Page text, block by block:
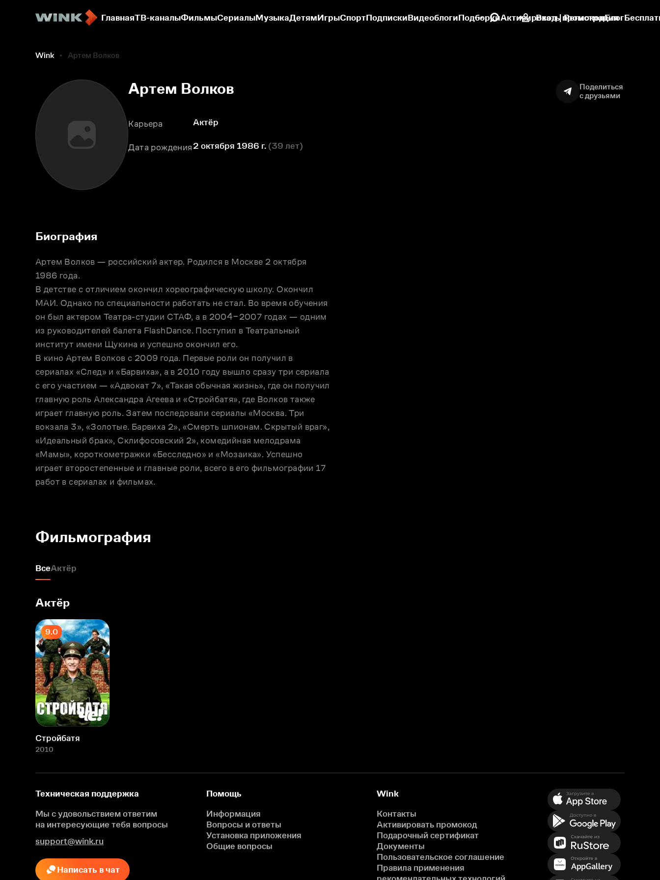
ГлавнаяТВ-каналыФильмыСериалыМузыкаДетямИгрыСпортПодпискиВидеоблогиПодборкиАктивировать промокодБлог
Вход | Регистрация
Wink Артем Волков
Артем Волков
Поделиться
с друзьями
Карьера Актёр
Дата рождения 2 октября 1986 г. (39 лет)
Биография
Артем Волков — российский актер. Родился в Москве 2 октября
1986 года.
В детстве с отличием окончил хореографическую школу. Окончил
МАИ. Однако по специальности работать не стал. Во время обучения
он был актером Театра-студии СТАФ, а в 2004‒2007 годах — одним
из руководителей балета FlashDance. Поступил в Театральный
институт имени Щукина и успешно окончил его.
В кино Артем Волков с 2009 года. Первые роли он получил в
сериалах «След» и «Барвиха», а в 2010 году вышло сразу три сериала
с его участием — «Адвокат 7», «Такая обычная жизнь», где он получил
главную роль Александра Агеева и «Стройбатя», где Волков также
играет главную роль. Затем последовали сериалы «Москва. Три
вокзала 3», «Золотые. Барвиха 2», «Смерть шпионам. Скрытый враг»,
«Идеальный брак», Склифосовский 2», комедийная мелодрама
«Мамы», короткометражки «Бесследно» и «Мозаика». Успешно
играет второстепенные и главные роли, всего в его фильмографии 17
Фильмография
ВсеАктёр
Актёр
9.0
Стройбатя
2010
Техническая поддержка
Мы с удовольствием ответим
на интересующие тебя вопросы
support@wink.ru
Написать в чат
Помощь
Информация
Вопросы и ответы
Установка приложения
Общие вопросы
Wink
Контакты
Активировать промокод
Подарочный сертификат
Документы
Пользовательское соглашение
Правила применения